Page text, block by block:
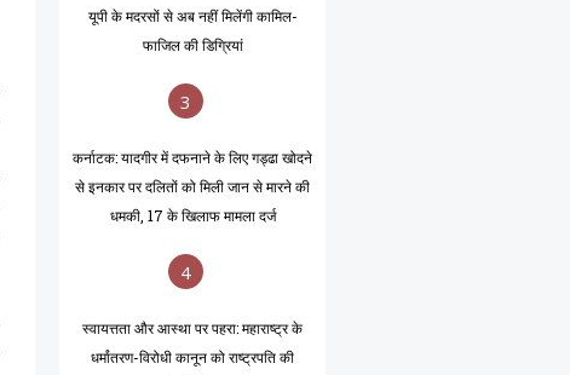
यूपी के मदरसों से अब नहीं मिलेंगी कामिल-
फाजिल की डिग्रियां
3
कर्नाटक: यादगीर में दफनाने के लिए गड्ढा खोदने
से इनकार पर दलितों को मिली जान से मारने की
धमकी, 17 के खिलाफ मामला दर्ज
4
स्वायत्तता और आस्था पर पहरा: महाराष्ट्र के
धर्मांतरण-विरोधी कानून को राष्ट्रपति की